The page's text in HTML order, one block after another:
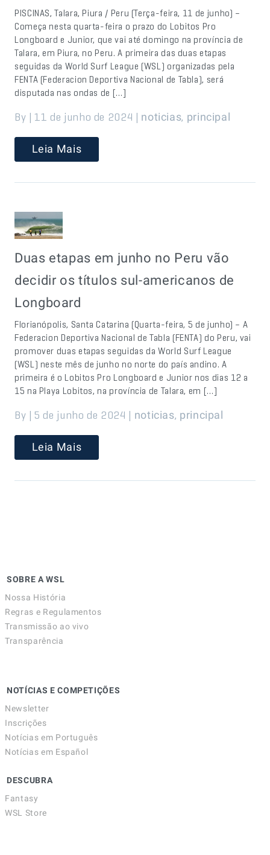
PISCINAS, Talara, Piura / Peru (Terça-feira, 11 de junho) –
Começa nesta quarta-feira o prazo do Lobitos Pro
Longboard e Junior, que vai até domingo na província de
Talara, em Piura, no Peru. A primeira das duas etapas
seguidas da World Surf League (WSL) organizadas pela
FENTA (Federacion Deportiva Nacional de Tabla), será
disputada nas ondas de […]
By | 11 de junho de 2024 | noticias, principal
Leia Mais
Duas etapas em junho no Peru vão
decidir os títulos sul-americanos de
Longboard
Florianópolis, Santa Catarina (Quarta-feira, 5 de junho) – A
Federacion Deportiva Nacional de Tabla (FENTA) do Peru, vai
promover duas etapas seguidas da World Surf League
(WSL) neste mês de junho no norte do país andino. A
primeira é o Lobitos Pro Longboard e Junior nos dias 12 a
15 na Playa Lobitos, na província de Talara, em […]
By | 5 de junho de 2024 | noticias, principal
Leia Mais
SOBRE A WSL
Nossa História
Regras e Regulamentos
Transmissão ao vivo
Transparência
NOTÍCIAS E COMPETIÇÕES
Newsletter
Inscrições
Notícias em Português
Notícias em Español
DESCUBRA
Fantasy
WSL Store